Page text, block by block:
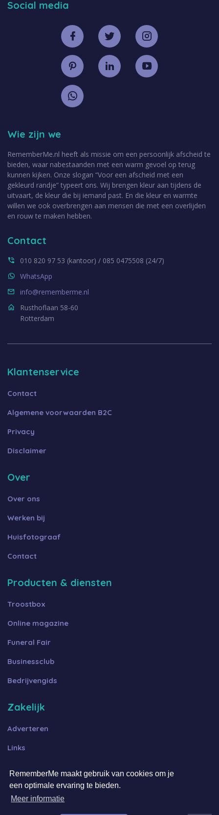
RememberMe maakt gebruik van cookies om je
een optimale ervaring te bieden.
Meer informatie
Contact
010 820 97 53 (kantoor) / 085 0475508 (24/7)
WhatsApp
info@rememberme.nl
Rusthoflaan 58-60
Rotterdam
Wie zijn we
RememberMe.nl heeft als missie om een persoonlijk afscheid te
bieden, waar nabestaanden met een warm gevoel op terug
kunnen kijken. Onze slogan “Voor een afscheid met een
gekleurd randje” typeert ons. Wij brengen kleur aan tijdens de
uitvaart, de kleur die bij iemand past. En die kleur en warmte
willen we ook overbrengen aan mensen die met een overlijden
en rouw te maken hebben.
Social media
Klantenservice
Contact
Algemene voorwaarden B2C
Privacy
Disclaimer
Over
Over ons
Werken bij
Huisfotograaf
Contact
Producten & diensten
Troostbox
Online magazine
Funeral Fair
Businessclub
Bedrijvengids
Zakelijk
Adverteren
Links
Algemene voorwaarden FFOT